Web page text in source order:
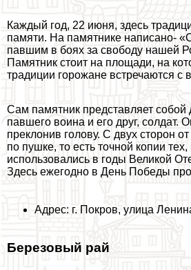
Каждый год, 22 июня, здесь
памяти. На памятнике написано-
павшим в боях за свободу нашей
Памятник стоит на площади, на
традиции горожане встречаются с
Сам памятник представляет
павшего воина и его друг, солдат.
преклонив голову. С двух сторон
по пушке, то есть точной копии
использовались в годы Великой
Здесь ежегодно в День Победы
Адрес: г. Покров, улица
Березовый рай